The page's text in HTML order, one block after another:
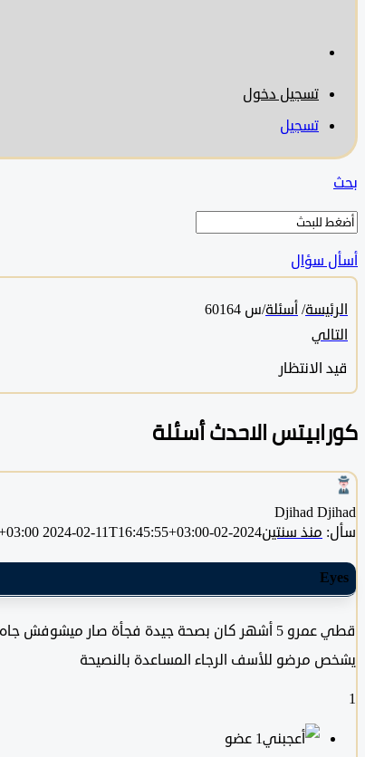
تسجيل دخول
تسجيل
بحث
أسأل سؤال
الرئيسة/أسئلة/س 60164
التالي
قيد الانتظار
كورابيتس الاحدث أسئلة
Djihad Djihad
سأل: منذ سنتين2024-02-11T16:45:55+03:00
2024-02-11T16:45:55+03:00
Eyes
قطي عمرو 5 أشهر كان بصحة جيدة فجأة صار
يشخص مرضو للأسف الرجاء المساعدة بالنصيحة
1
‫1 عضو